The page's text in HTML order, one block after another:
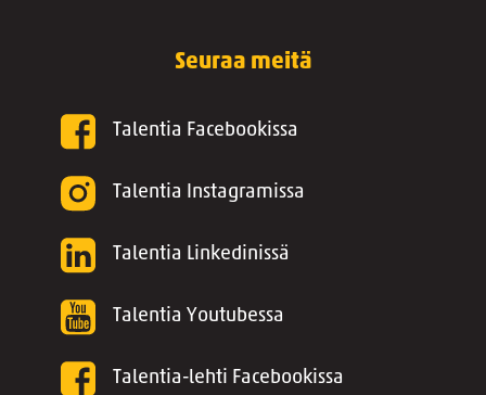
Seuraa meitä
Talentia Facebookissa
Talentia Instagramissa
Talentia Linkedinissä
Talentia Youtubessa
Talentia-lehti Facebookissa